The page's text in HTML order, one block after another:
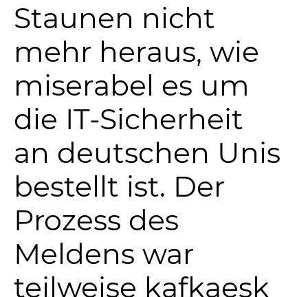
Staunen nicht
mehr heraus, wie
miserabel es um
die IT-Sicherheit
an deutschen Unis
bestellt ist. Der
Prozess des
Meldens war
teilweise kafkaesk